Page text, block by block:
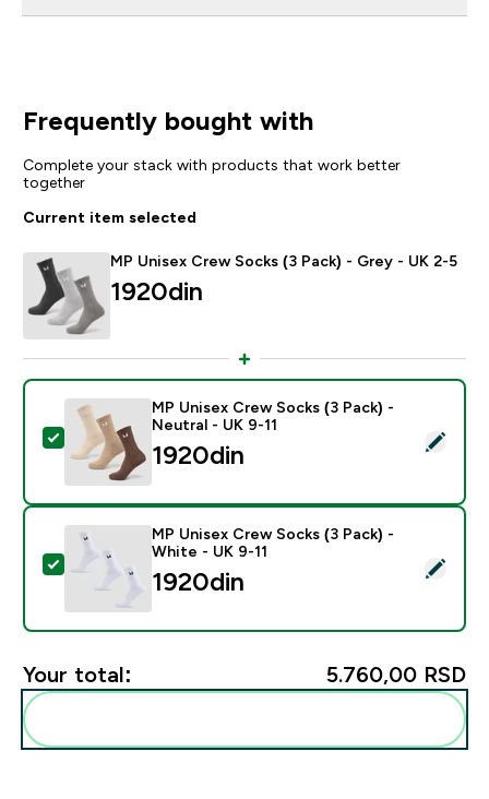
Frequently bought with
Complete your stack with products that work better
together
Current item selected
MP Unisex Crew Socks (3 Pack) - Grey - UK 2-5
1920din‎
Select this product - MP Unisex Crew Socks (3 Pack)
MP Unisex Crew Socks (3 Pack) -
Neutral - UK 9-11
1920din‎
Select this product - MP Unisex Crew Socks (3 Pack)
MP Unisex Crew Socks (3 Pack) -
White - UK 9-11
1920din‎
Your total: 5.760,00 RSD‎